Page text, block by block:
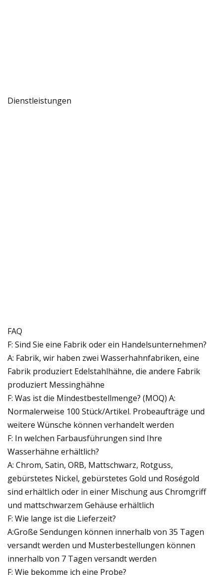
Dienstleistungen
FAQ
F: Sind Sie eine Fabrik oder ein Handelsunternehmen?
A: Fabrik, wir haben zwei Wasserhahnfabriken, eine
Fabrik produziert Edelstahlhähne, die andere Fabrik
produziert Messinghähne
F: Was ist die Mindestbestellmenge? (MOQ) A:
Normalerweise 100 Stück/Artikel. Probeaufträge und
weitere Wünsche können verhandelt werden
F: In welchen Farbausführungen sind Ihre
Wasserhähne erhältlich?
A: Chrom, Satin, ORB, Mattschwarz, Rotguss,
gebürstetes Nickel, gebürstetes Gold und Roségold
sind erhältlich oder in einer Mischung aus Chromgriff
und mattschwarzem Gehäuse erhältlich
F: Wie lange ist die Lieferzeit?
A:Große Sendungen können innerhalb von 35 Tagen
versandt werden und Musterbestellungen können
innerhalb von 7 Tagen versandt werden
F: Wie bekomme ich eine Probe?